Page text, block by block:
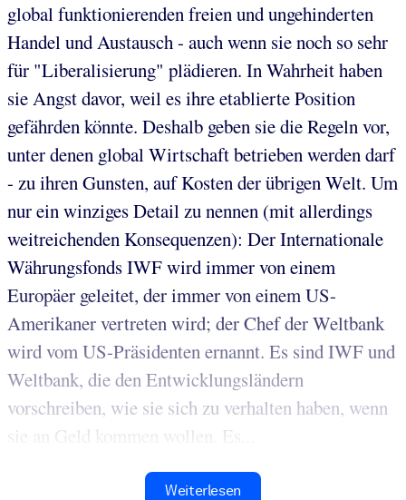
global funktionierenden freien und ungehinderten
Handel und Austausch - auch wenn sie noch so sehr
für "Liberalisierung" plädieren. In Wahrheit haben
sie Angst davor, weil es ihre etablierte Position
gefährden könnte. Deshalb geben sie die Regeln vor,
unter denen global Wirtschaft betrieben werden darf
- zu ihren Gunsten, auf Kosten der übrigen Welt. Um
nur ein winziges Detail zu nennen (mit allerdings
weitreichenden Konsequenzen): Der Internationale
Währungsfonds IWF wird immer von einem
Europäer geleitet, der immer von einem US-
Amerikaner vertreten wird; der Chef der Weltbank
wird vom US-Präsidenten ernannt. Es sind IWF und
Weltbank, die den Entwicklungsländern
vorschreiben, wie sie sich zu verhalten haben, wenn
sie an Geld kommen wollen. Es...
Weiterlesen